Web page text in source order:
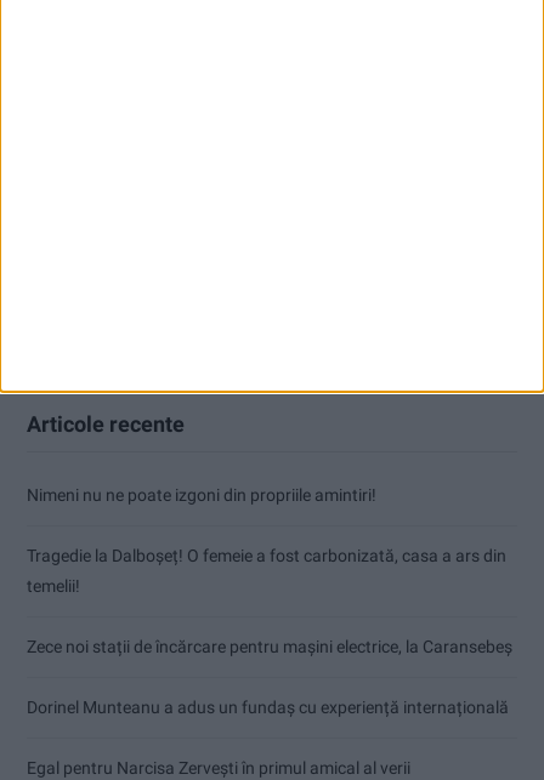
Articole recente
Nimeni nu ne poate izgoni din propriile amintiri!
Tragedie la Dalboşeț! O femeie a fost carbonizată, casa a ars din
temelii!
Zece noi stații de încărcare pentru mașini electrice, la Caransebeș
Dorinel Munteanu a adus un fundaș cu experiență internațională
Egal pentru Narcisa Zervești în primul amical al verii